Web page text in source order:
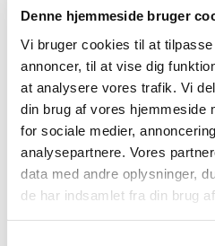
Denne hjemmeside bruger
Vi bruger cookies til at
annoncer, til at vise dig
at analysere vores trafik. Vi
din brug af vores hjemmeside
for sociale medier,
analysepartnere. Vores
data med andre oplysninger,
de har indsamlet fra din brug
2024 (21)
2023 (21)
december (3)
november (1)
oktober (3)
september (2)
august (4)